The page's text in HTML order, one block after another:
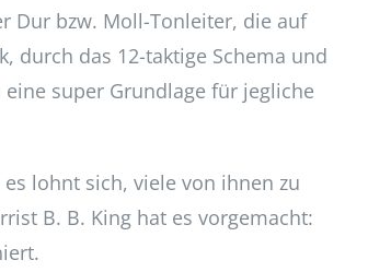
Dur bzw. Moll-Tonleiter, die auf
durch das 12-taktige Schema und
super Grundlage für jegliche
lohnt sich, viele von ihnen zu
B. B. King hat es vorgemacht: